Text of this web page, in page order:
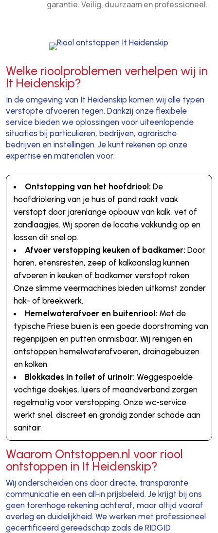
garantie. Veilig, duurzaam en professioneel.
Welke rioolproblemen verhelpen wij in
It Heidenskip?
In de omgeving van It Heidenskip komen wij alle typen
verstopte afvoeren tegen. Dankzij onze flexibele
service bieden we oplossingen voor uiteenlopende
situaties bij particulieren, bedrijven, agrarische
bedrijven en instellingen. Je kunt rekenen op onze
expertise en materialen voor:
Ontstopping van het hoofdriool: De
hoofdriolering van je huis of pand raakt vaak
verstopt door jarenlange opbouw van kalk, vet of
zandlaagjes. Wij sporen de locatie vakkundig op en
lossen dit snel op.
Afvoer verstopping keuken of badkamer: Door
haren, etensresten, zeep of kalkaanslag kunnen
afvoeren in keuken of badkamer verstopt raken.
Onze slimme veermachines bieden uitkomst zonder
hak- of breekwerk.
Hemelwaterafvoer en buitenriool: Met de
typische Friese buien is een goede doorstroming van
regenpijpen en putten onmisbaar. Wij reinigen en
ontstoppen hemelwaterafvoeren, drainagebuizen
en kolken.
Blokkades in toilet of urinoir: Weggespoelde
vochtige doekjes, luiers of maandverband zorgen
regelmatig voor verstopping. Onze wc-service
werkt snel, discreet en grondig zonder schade aan
sanitair.
Waarom Ontstoppen.nl voor riool
ontstoppen in It Heidenskip?
Wij onderscheiden ons door directe, transparante
communicatie en een all-in prijsbeleid. Je krijgt bij ons
geen torenhoge rekening achteraf, maar altijd vooraf
overleg en duidelijkheid. We werken met professioneel
gecertificeerd gereedschap zoals de RIDGID